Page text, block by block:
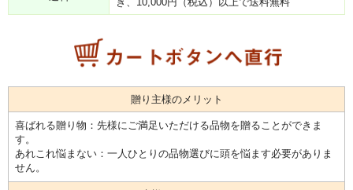
贈り主様のメリット
喜ばれる贈り物：先様にご満足いただける品物を贈ることができま
す。
あれこれ悩まない：一人ひとりの品物選びに頭を悩ます必要がありま
せん。